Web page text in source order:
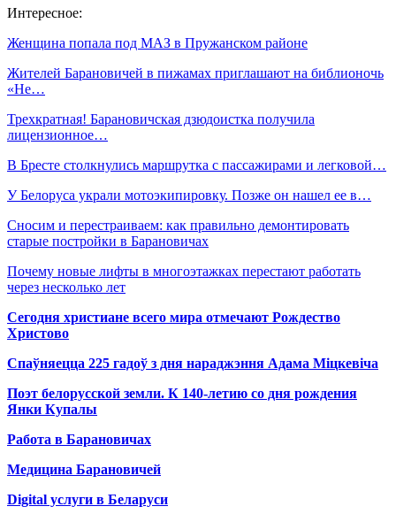
Интересное:
Женщина попала под МАЗ в Пружанском районе
Жителей Барановичей в пижамах приглашают на библионочь
«Не…
Трехкратная! Барановичская дзюдоистка получила
лицензионное…
В Бресте столкнулись маршрутка с пассажирами и легковой…
У Белоруса украли мотоэкипировку. Позже он нашел ее в…
Сносим и перестраиваем: как правильно демонтировать
старые постройки в Барановичах
Почему новые лифты в многоэтажках перестают работать
через несколько лет
Сегодня христиане всего мира отмечают Рождество
Христово
Спаўняецца 225 гадоў з дня нараджэння Адама Міцкевіча
Поэт белорусской земли. К 140-летию со дня рождения
Янки Купалы
Работа в Барановичах
Медицина Барановичей
Digital услуги в Беларуси